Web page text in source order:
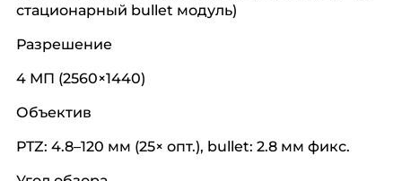
стационарный bullet модуль)
Разрешение
4 МП (2560×1440)
Объектив
PTZ: 4.8–120 мм (25× опт.), bullet: 2.8 мм фикс.